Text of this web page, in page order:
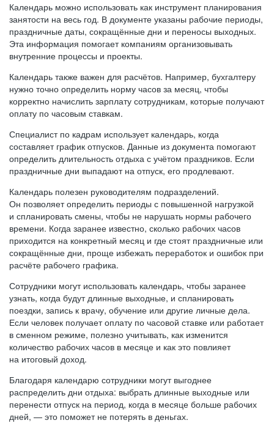
Календарь можно использовать как инструмент планирования
занятости на весь год. В документе указаны рабочие периоды,
праздничные даты, сокращённые дни и переносы выходных.
Эта информация помогает компаниям организовывать
внутренние процессы и проекты.
Календарь также важен для расчётов. Например, бухгалтеру
нужно точно определить норму часов за месяц, чтобы
корректно начислить зарплату сотрудникам, которые получают
оплату по часовым ставкам.
Специалист по кадрам использует календарь, когда
составляет график отпусков. Данные из документа помогают
определить длительность отдыха с учётом праздников. Если
праздничные дни выпадают на отпуск, его продлевают.
Календарь полезен руководителям подразделений.
Он позволяет определить периоды с повышенной нагрузкой
и спланировать смены, чтобы не нарушать нормы рабочего
времени. Когда заранее известно, сколько рабочих часов
приходится на конкретный месяц и где стоят праздничные или
сокращённые дни, проще избежать переработок и ошибок при
расчёте рабочего графика.
Сотрудники могут использовать календарь, чтобы заранее
узнать, когда будут длинные выходные, и спланировать
поездки, запись к врачу, обучение или другие личные дела.
Если человек получает оплату по часовой ставке или работает
в сменном режиме, полезно учитывать, как изменится
количество рабочих часов в месяце и как это повлияет
на итоговый доход.
Благодаря календарю сотрудники могут выгоднее
распределить дни отдыха: выбрать длинные выходные или
перенести отпуск на период, когда в месяце больше рабочих
дней, — это поможет не потерять в деньгах.